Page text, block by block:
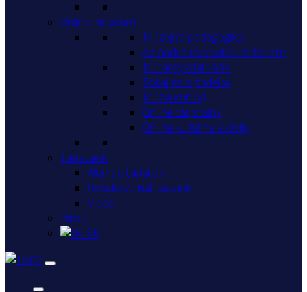
Online múzeum
Múzejná pedagogika
Az Andrássy család története
Műtárgyadatbázis
Tokaj és ajándéka
Múzeumblog
Online tárlataink
Online kultúrne aktivity
Tárlataink
Állandó tárlatok
Rövidtávú kiállításaink
Video
Hírek